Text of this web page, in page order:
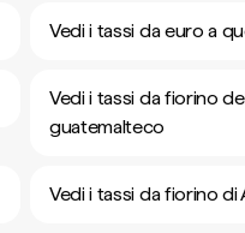
Vedi i tassi da euro a
Vedi i tassi da fiorino
guatemalteco
Vedi i tassi da fiorino